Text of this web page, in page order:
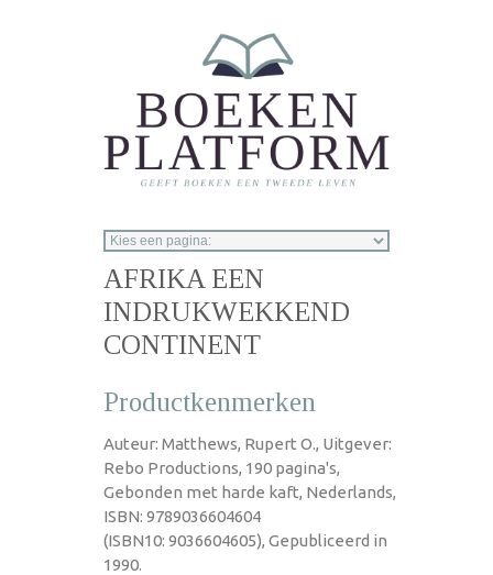
AFRIKA EEN
INDRUKWEKKEND
CONTINENT
Productkenmerken
Auteur: Matthews, Rupert O., Uitgever:
Rebo Productions, 190 pagina's,
Gebonden met harde kaft, Nederlands,
ISBN: 9789036604604
(ISBN10: 9036604605), Gepubliceerd in
1990.